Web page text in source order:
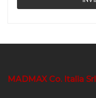
MADMAX Co. Italia Srl